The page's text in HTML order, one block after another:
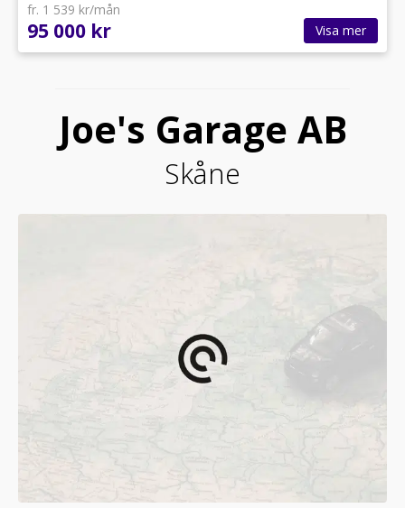
fr. 1 539 kr/mån
95 000 kr Visa mer
Joe's Garage AB
Skåne